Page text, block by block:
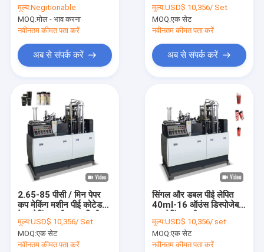
गुणवत्ता नियंत्रण
संपर्क करें
पेपर कप बनाने की मशीनें
पेपर कप डाई कटिंग मशीन
पेपर कप प्रिंटिंग मशीनें
पेपर लंच बॉक्स मशीन
पेपर कप पैकिंग मशीन
मूल्य:Negitionable
MOQ:मोल - भाव करना
नवीनतम कीमत पता करें
अब से संपर्क करें
मूल्य:USD$ 10,356/ Set
MOQ:एक सेट
नवीनतम कीमत पता करें
अब से संपर्क करें
2.65-85 पीसी / मिन पेपर
कप मेकिंग मशीन पीई कोटेड
मूल्य:USD$ 10,356/ Set
MOQ:एक सेट
नवीनतम कीमत पता करें
सिंगल और डबल पीई लेपित
40ml-16 ऑउंस डिस्पोजेबल
मूल्य:USD$ 10,356/ set
MOQ:एक सेट
नवीनतम कीमत पता करें